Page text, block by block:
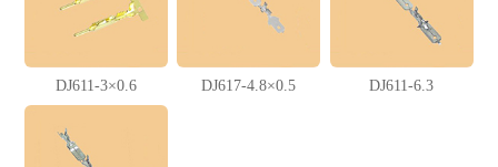
DJ611-3×0.6 DJ617-4.8×0.5 DJ611-6.3